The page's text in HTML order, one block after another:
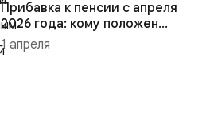
Прибавка к пенсии с апреля
2026 года: кому положен
пере...
1 апреля